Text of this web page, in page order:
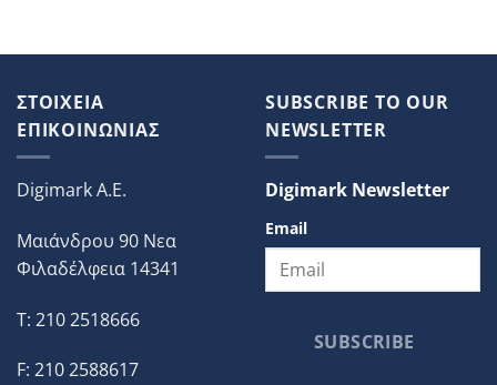
ΣΤΟΙΧΕΙΑ
ΕΠΙΚΟΙΝΩΝΙΑΣ
Digimark A.E.
Μαιάνδρου 90 Νεα
Φιλαδέλφεια 14341
T: 210 2518666
F: 210 2588617
SUBSCRIBE TO OUR
NEWSLETTER
Digimark Newsletter
Email
SUBSCRIBE